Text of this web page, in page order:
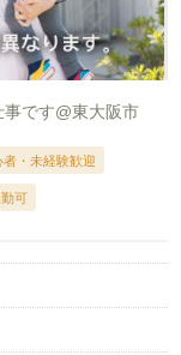
です@東大阪市
者・未経験歓迎
可